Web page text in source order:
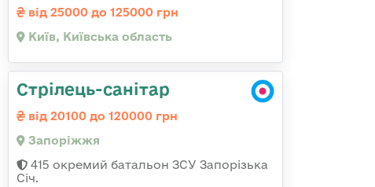
від 25000 до 125000 грн
Київ, Київська область
Стрілець-санітар
від 20100 до 120000 грн
Запоріжжя
415 окремий батальон ЗСУ Запорізька
Січ.